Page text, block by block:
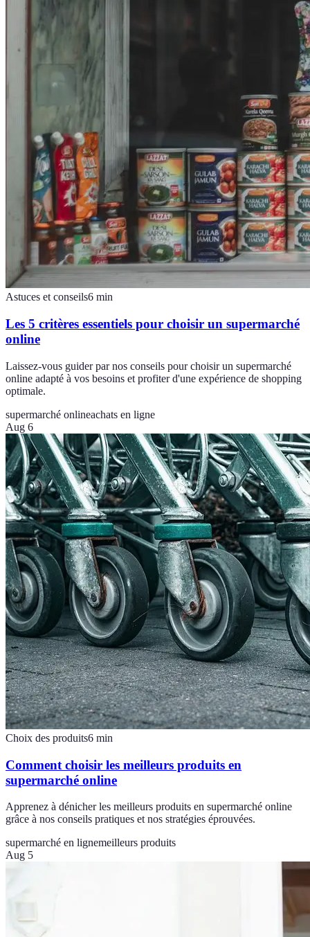
Astuces et conseils6 min
Les 5 critères essentiels pour choisir un supermarché
online
Laissez-vous guider par nos conseils pour choisir un supermarché
online adapté à vos besoins et profiter d'une expérience de shopping
optimale.
supermarché onlineachats en ligne
Aug 6
Choix des produits6 min
Comment choisir les meilleurs produits en
supermarché online
Apprenez à dénicher les meilleurs produits en supermarché online
grâce à nos conseils pratiques et nos stratégies éprouvées.
supermarché en lignemeilleurs produits
Aug 5